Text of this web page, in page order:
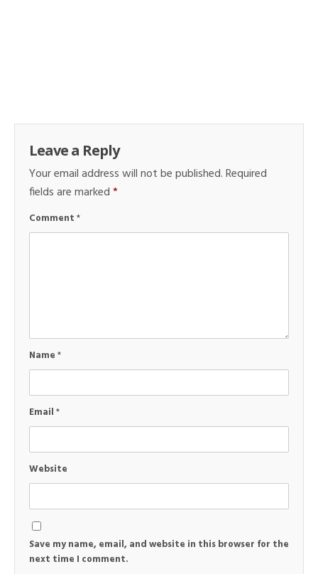
Leave a Reply
Your email address will not be published.Required
fields are marked*
Comment*
Name*
Email*
Website
Save my name, email, and website in this browser for the
next time I comment.